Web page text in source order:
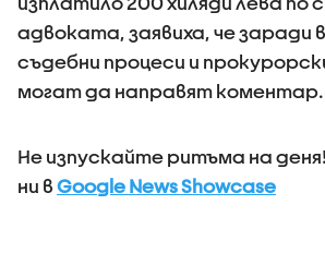
адвоката, заявиха, че заради
съдебни процеси и
могат да направят коментар.
Не изпускайте ритъма на
ни в Google News Showcase